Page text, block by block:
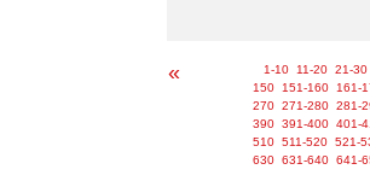
« 1-10 11-20 21-30
150
151-160
161-
270 271-280 281-
390 391-400 401-
510 511-520 521-
630 631-640 641-